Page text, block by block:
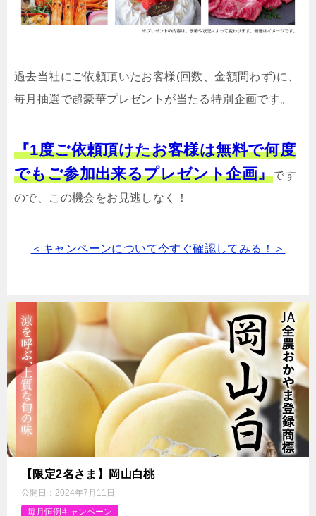
過去当社にご依頼頂いたお客様(回数、金額問わず)に、
毎月抽選で超豪華プレゼントが当たる特別企画です。
『1度ご依頼頂けたお客様は無料で何度
でもご参加出来るプレゼント企画』です
ので、この機会をお見逃しなく！
＜キャンペーンについて今すぐ確認してみる！＞
【限定2名さま】岡山白桃
公開日： 2024年7月11日
毎月恒例キャンペーン